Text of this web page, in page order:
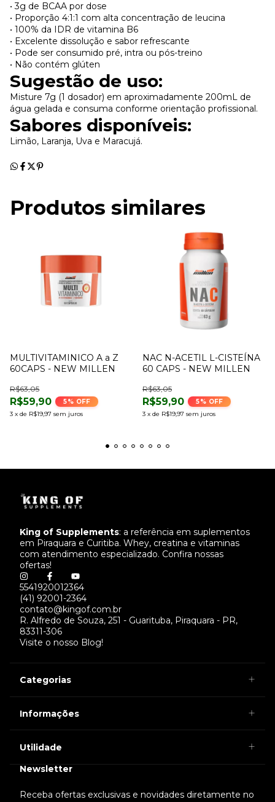
• 3g de BCAA por dose
• Proporção 4:1:1 com alta concentração de leucina
• 100% da IDR de vitamina B6
• Excelente dissolução e sabor refrescante
• Pode ser consumido pré, intra ou pós-treino
• Não contém glúten
Sugestão de uso:
Misture 7g (1 dosador) em aproximadamente 200mL de
água gelada e consuma conforme orientação profissional.
Sabores disponíveis:
Limão, Laranja, Uva e Maracujá.
Produtos similares
MULTIVITAMINICO A a Z
60CAPS - NEW MILLEN
R$59,90
R$63,05
5% OFF
3 x de R$19,97 sem juros
NAC N-ACETIL L-CISTEÍNA
60 CAPS - NEW MILLEN
R$59,90
R$63,05
5% OFF
3 x de R$19,97 sem juros
King of Supplements: a referência em suplementos
em Piraquara e Curitiba. Whey, creatina e vitaminas
com atendimento especializado. Confira nossas
ofertas!
5541920012364
(41) 92001-2364
contato@kingof.com.br
R. Alfredo de Souza, 251 - Guarituba, Piraquara - PR,
83311-306
Visite o nosso Blog!
Categorias
Informações
Utilidade
Newsletter
Receba ofertas exclusivas e novidades diretamente no